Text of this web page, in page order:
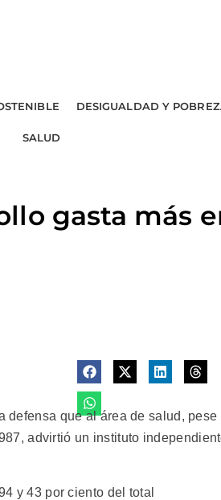
DESIGUALDAD Y
SALUD
gasta más
defensa que al área de salud, pese
advirtió un instituto
y 43 por ciento del total